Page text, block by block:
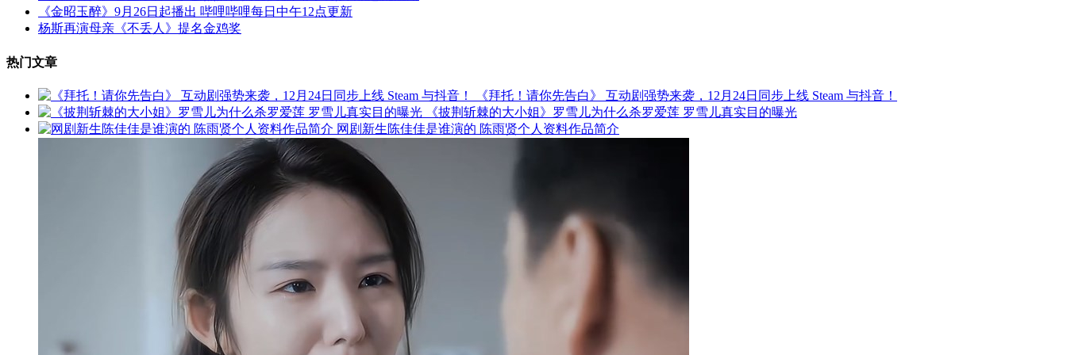
《金昭玉醉》9月26日起播出 哔哩哔哩每日中午12点更新
杨斯再演母亲《不丢人》提名金鸡奖
热门文章
《拜托！请你先告白》 互动剧强势来袭，12月24日同步上线 Steam 与抖音！
《披荆斩棘的大小姐》罗雪儿为什么杀罗爱莲 罗雪儿真实目的曝光
网剧新生陈佳佳是谁演的 陈雨贤个人资料作品简介